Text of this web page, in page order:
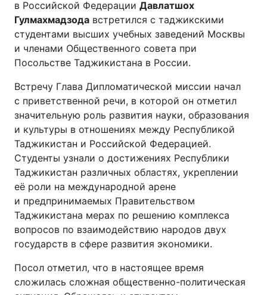
в Российской Федерации Давлатшох
Гулмахмадзода встретился с таджикскими
студентами высших учебных заведений Москвы
и членами Общественного совета при
Посольстве Таджикистана в России.
Встречу Глава Дипломатической миссии начал
с приветственной речи, в которой он отметил
значительную роль развития науки, образования
и культуры в отношениях между Республикой
Таджикистан и Российской Федерацией.
Студенты узнали о достижениях Республики
Таджикистан различных областях, укреплении
её роли на международной арене
и предпринимаемых Правительством
Таджикистана мерах по решению комплекса
вопросов по взаимодействию народов двух
государств в сфере развития экономики.
Посол отметил, что в настоящее время
сложилась сложная общественно-политическая